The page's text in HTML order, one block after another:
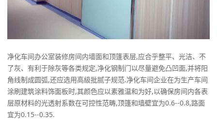
净化车间办公室装修房间内墙面和顶篷表层,应合乎整平、光洁、不
了灰、有利于除灰等各类规定,净化钢制门以尽量避免凸凹面,并将阳
角线制成圆弧,还应选用高級批腻子规范.净化车间企业在为生产车间
涂刷建筑涂料饰面板时,其颜色应以素雅温和为好,以确保房间内各表
层原材料的光透射系数在可控性范畴,顶篷和墙壁宜为0.6--0.8,路面
宜为0.15--0.35.